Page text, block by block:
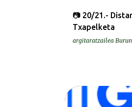
📷 20/21.-
Txapelketa
argitaratzailea
COVID-19